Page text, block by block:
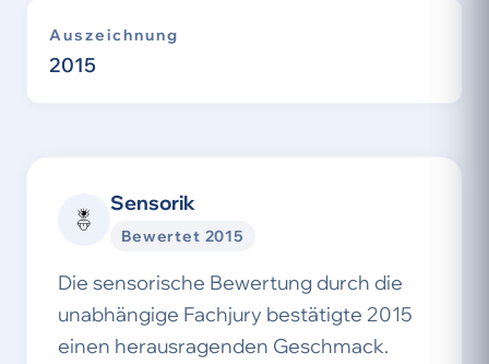
Auszeichnung
2015
Sensorik
Bewertet 2015
Die sensorische Bewertung durch die
unabhängige Fachjury bestätigte 2015
einen herausragenden Geschmack.